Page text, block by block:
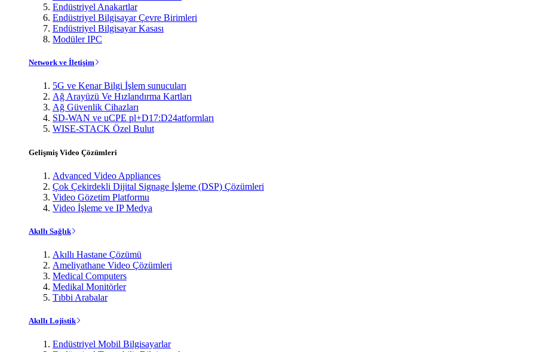
Endüstriyel Anakartlar
Endüstriyel Bilgisayar Çevre Birimleri
Endüstriyel Bilgisayar Kasası
Modüler IPC
Network ve İletişim
5G ve Kenar Bilgi İşlem sunucuları
Ağ Arayüzü Ve Hızlandırma Kartları
Ağ Güvenlik Cihazları
SD-WAN ve uCPE pl+D17:D24atformları
WISE-STACK Özel Bulut
Gelişmiş Video Çözümleri
Advanced Video Appliances
Çok Çekirdekli Dijital Signage İşleme (DSP) Çözümleri
Video Gözetim Platformu
Video İşleme ve IP Medya
Akıllı Sağlık
Akıllı Hastane Çözümü
Ameliyathane Video Çözümleri
Medical Computers
Medikal Monitörler
Tıbbi Arabalar
Akıllı Lojistik
Endüstriyel Mobil Bilgisayarlar